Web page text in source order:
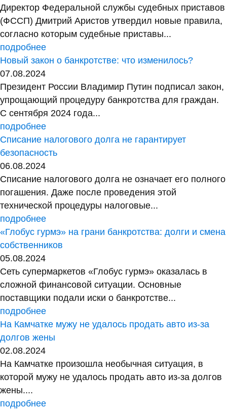
Директор Федеральной службы судебных приставов
(ФССП) Дмитрий Аристов утвердил новые правила,
согласно которым судебные приставы...
подробнее
Новый закон о банкротстве: что изменилось?
07.08.2024
Президент России Владимир Путин подписал закон,
упрощающий процедуру банкротства для граждан.
С сентября 2024 года...
подробнее
Списание налогового долга не гарантирует
безопасность
06.08.2024
Списание налогового долга не означает его полного
погашения. Даже после проведения этой
технической процедуры налоговые...
подробнее
«Глобус гурмэ» на грани банкротства: долги и смена
собственников
05.08.2024
Сеть супермаркетов «Глобус гурмэ» оказалась в
сложной финансовой ситуации. Основные
поставщики подали иски о банкротстве...
подробнее
На Камчатке мужу не удалось продать авто из-за
долгов жены
02.08.2024
На Камчатке произошла необычная ситуация, в
которой мужу не удалось продать авто из-за долгов
жены....
подробнее